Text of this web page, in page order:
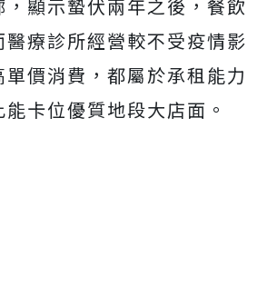
顯示蟄伏兩年之後，餐飲
療診所經營較不受疫情影
價消費，都屬於承租能力
卡位優質地段大店面。